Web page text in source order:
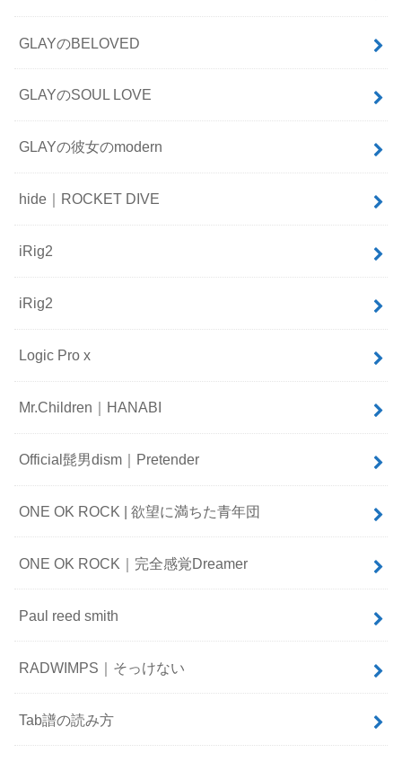
GLAYのBELOVED
GLAYのSOUL LOVE
GLAYの彼女のmodern
hide｜ROCKET DIVE
iRig2
iRig2
Logic Pro x
Mr.Children｜HANABI
Official髭男dism｜Pretender
ONE OK ROCK | 欲望に満ちた青年団
ONE OK ROCK｜完全感覚Dreamer
Paul reed smith
RADWIMPS｜そっけない
Tab譜の読み方